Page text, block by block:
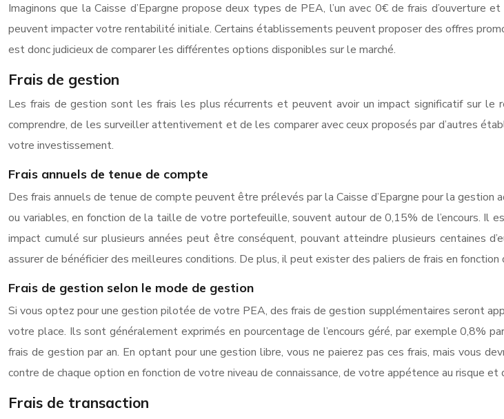
Imaginons que la Caisse d’Epargne propose deux types de PEA, l’un avec 0€ de frais
peuvent impacter votre rentabilité initiale. Certains établissements peuvent proposer des offres
est donc judicieux de comparer les différentes options disponibles sur le marché.
Frais de gestion
Les frais de gestion sont les frais les plus récurrents et peuvent avoir un impact significatif sur
comprendre, de les surveiller attentivement et de les comparer avec ceux proposés par d’autres
votre investissement.
Frais annuels de tenue de compte
Des frais annuels de tenue de compte peuvent être prélevés par la Caisse d’Epargne pour la
ou variables, en fonction de la taille de votre portefeuille, souvent autour de 0,15% de l’encours.
impact cumulé sur plusieurs années peut être conséquent, pouvant atteindre plusieurs centaines
assurer de bénéficier des meilleures conditions. De plus, il peut exister des paliers de frais en fonction
Frais de gestion selon le mode de gestion
Si vous optez pour une gestion pilotée de votre PEA, des frais de gestion supplémentaires seront
votre place. Ils sont généralement exprimés en pourcentage de l’encours géré, par exemple 0,8%
frais de gestion par an. En optant pour une gestion libre, vous ne paierez pas ces frais, mais vous
contre de chaque option en fonction de votre niveau de connaissance, de votre appétence au risque
Frais de transaction